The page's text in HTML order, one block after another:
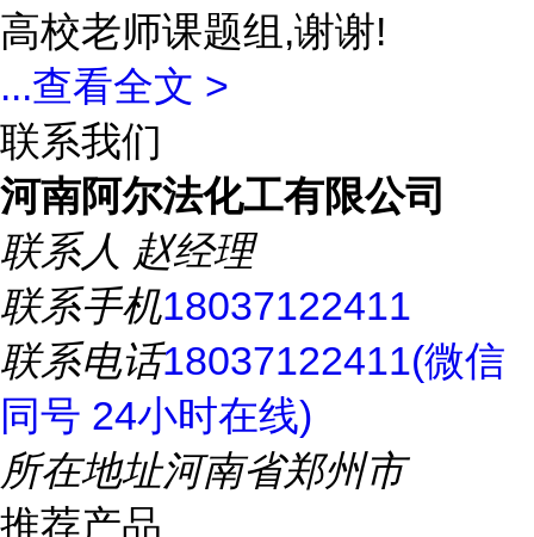
高校老师课题组,谢谢!
...查看全文 >
联系我们
河南阿尔法化工有限公司
联系人 赵经理
联系手机18037122411
联系电话18037122411(微信
同号 24小时在线)
所在地址河南省郑州市
推荐产品